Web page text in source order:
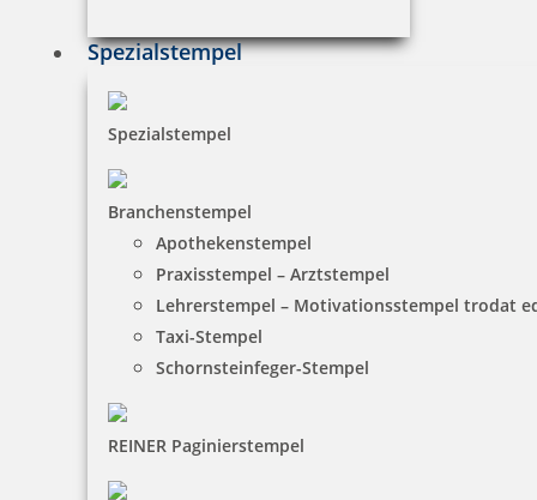
Spezialstempel
Spezialstempel
Branchenstempel
Apothekenstempel
Praxisstempel – Arztstempel
Lehrerstempel – Motivationsstempel trodat
Taxi-Stempel
Schornsteinfeger-Stempel
REINER Paginierstempel